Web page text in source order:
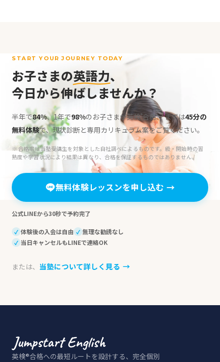
START YOUR JOURNEY TODAY
お子さまの英語力、
今日から伸ばしませんか？
半年で84%、1年で98%のお子さまが英検®合格。まずは45分の
無料体験で、現状診断と専用カリキュラム案をご覧ください。
※ 合格率は当塾受講生を対象とした自社調べによるものです。級・開始時の習
熟度や学習状況により結果は異なり、合格を保証するものではありません。
無料体験レッスンを申し込む →
公式LINEから30秒で予約完了
✓ 体験後の入会は自由 ✓ 無理な勧誘なし
✓ 当日キャンセルもLINEで連絡OK
または、 当塾について詳しく見る →
英検®合格への最短ルートを設計する、完全個別